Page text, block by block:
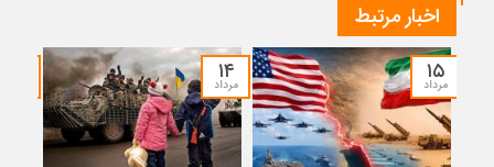
اخبار مرتبط
۱۵
مرداد ۱۴
مرداد